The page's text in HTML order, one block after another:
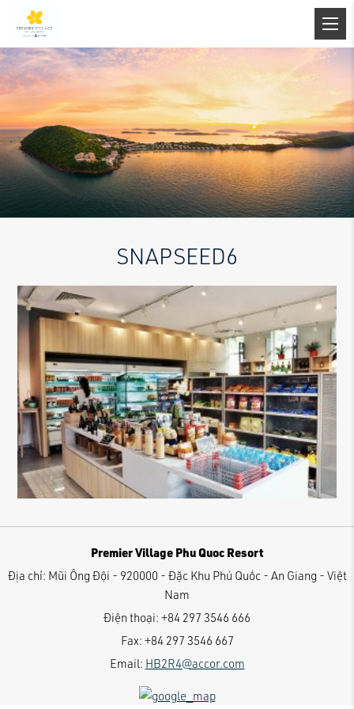
SNAPSEED6
Premier Village Phu Quoc Resort
Địa chỉ: Mũi Ông Đội - 920000 - Đặc Khu Phú Quốc - An Giang - Việt
Nam
Điện thoại: +84 297 3546 666
Fax: +84 297 3546 667
Email: HB2R4@accor.com